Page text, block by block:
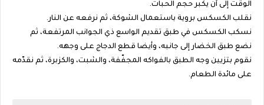
الوقت إلى أن يكبر حجم الحبات.
نقلب الكسكس بروية باستعمال الشوكة، ثم نرفعه عن النار.
نسكب الكسكس في طبق تقديم الواسع ذي الجوانب المرتفعة، ثم
نضع طبق الخضار إلى جانبه، وأيضا قطع الدجاج على وجهه.
نقوم بتزيين وجه الطبق بالفواكه المجفّفة، والشبت، والكزبرة، ثم نقدّمه
على مائدة الطعام.